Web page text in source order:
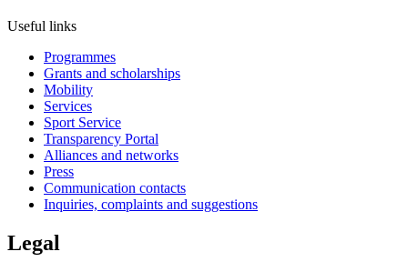
Useful links
Programmes
Grants and scholarships
Mobility
Services
Sport Service
Transparency Portal
Alliances and networks
Press
Communication contacts
Inquiries, complaints and suggestions
Legal